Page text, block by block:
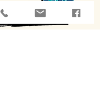
עזרה בווטסאפ